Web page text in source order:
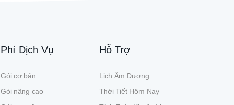
Phí Dịch Vụ
Gói cơ bản
Gói nâng cao
Hỗ Trợ
Lịch Âm Dương
Thời Tiết Hôm Nay